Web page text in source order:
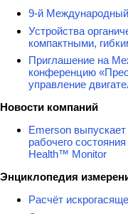
9-й
Устройства
компактными,
Приглашение на
конференцию
управление
Новости компаний
Emerson
рабочего
Health™ Monitor
Энциклопедия
Расчёт